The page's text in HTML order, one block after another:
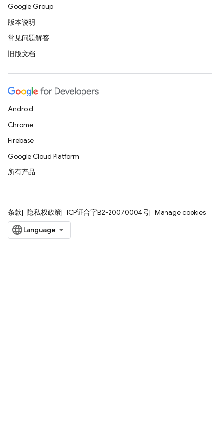
Google Group
版本说明
常见问题解答
旧版文档
Android
Chrome
Firebase
Google Cloud Platform
所有产品
条款 隐私权政策 ICP证合字B2-20070004号 Manage cookies